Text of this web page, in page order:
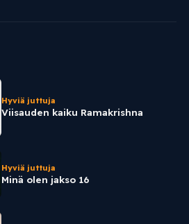
Hyviä juttuja
Viisauden kaiku Ramakrishna
Hyviä juttuja
Minä olen jakso 16